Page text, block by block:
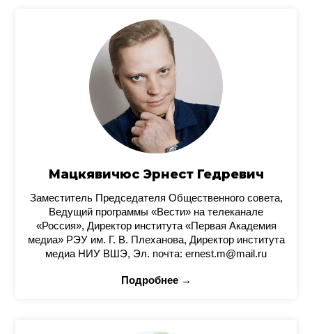
Мацкявичюс Эрнест Гедревич
Заместитель Председателя Общественного совета,
Ведущий программы «Вести» на телеканале
«Россия», Директор института «Первая Академия
медиа» РЭУ им. Г. В. Плеханова, Директор института
медиа НИУ ВШЭ, Эл. почта: ernest.m@mail.ru
Подробнее →